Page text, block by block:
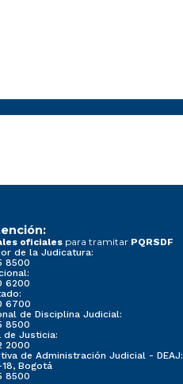
oficiales para tramitar PQRSDF
de la Judicatura:
8500
6200
6700
de Disciplina Judicial:
8500
de Justicia:
2000
de Administración Judicial - DEAJ:
Bogotá
8500